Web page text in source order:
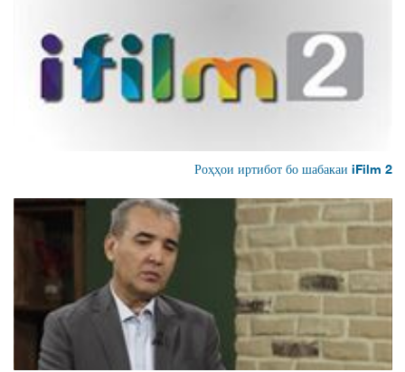
Роҳҳои иртибот бо шабакаи iFilm 2